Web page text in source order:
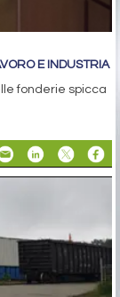
E INDUSTRIA
fonderie spicca